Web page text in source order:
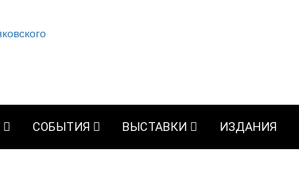
СОБЫТИЯ ВЫСТАВКИ ИЗДАНИЯ